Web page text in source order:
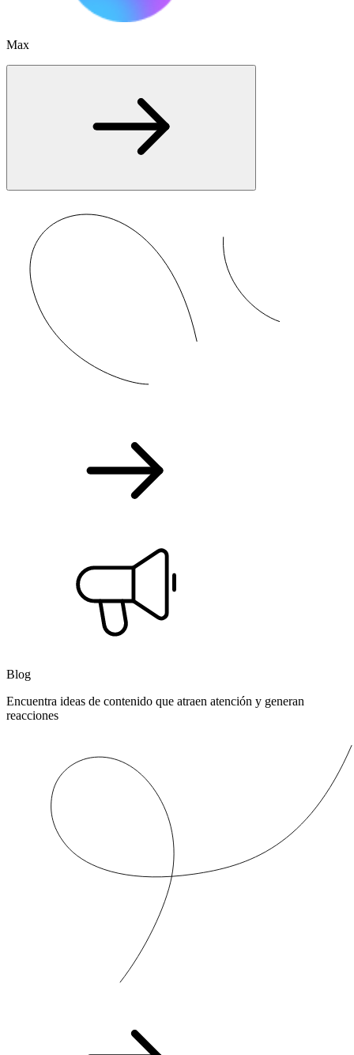
Max
Blog
Encuentra ideas de contenido que atraen atención y generan
reacciones